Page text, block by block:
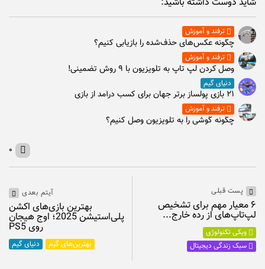
ترفند و آموزش
چگونه عکس‌های حذف‌شده را بازیابی کنیم؟
ترفند و آموزش
وصل كردن لپ تاپ به تلويزيون با ۹ روش تضمینی!
دنیای گیم
۲۱ بازی پولساز برتر جهان برای کسب درآمد از بازی
ترفند و آموزش
چگونه گوشی را به تلویزیون وصل کنیم؟
۰
پست قبلی
۶ معیار مهم برای تشخیص
لپ‌تاپ‌های از رده خارج...
ویکی تکنولوژی
سبک زندگی دیجیتال
آیتم بعدی
بهترین بازی‌های اکشن
پلی‌استیشن 2025؛ اوج هیجان
روی PS5
بهترین‌های گیم دنیای گیم